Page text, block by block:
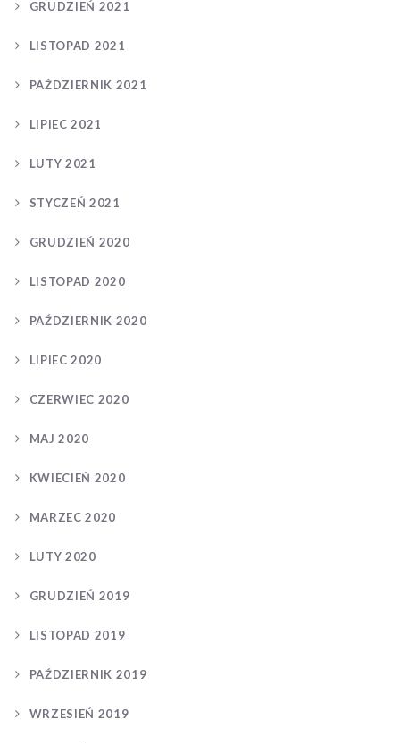
GRUDZIEŃ 2021
LISTOPAD 2021
PAŹDZIERNIK 2021
LIPIEC 2021
LUTY 2021
STYCZEŃ 2021
GRUDZIEŃ 2020
LISTOPAD 2020
PAŹDZIERNIK 2020
LIPIEC 2020
CZERWIEC 2020
MAJ 2020
KWIECIEŃ 2020
MARZEC 2020
LUTY 2020
GRUDZIEŃ 2019
LISTOPAD 2019
PAŹDZIERNIK 2019
WRZESIEŃ 2019